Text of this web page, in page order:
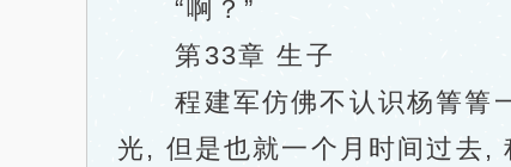
“啊？”
第33章 生子
程建军仿佛不认识杨箐箐一
光, 但是也就一个月时间过去,